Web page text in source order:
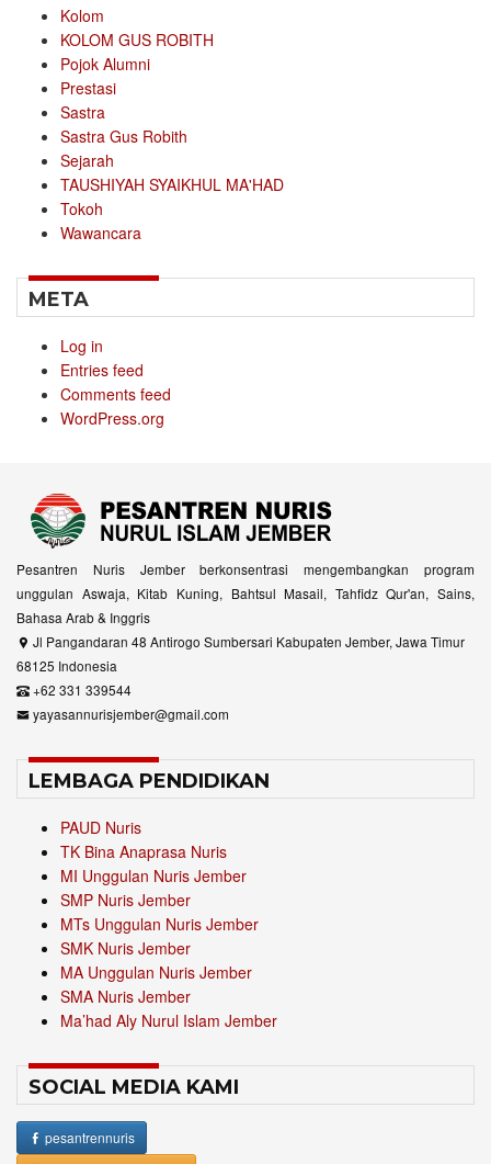
Kolom
KOLOM GUS ROBITH
Pojok Alumni
Prestasi
Sastra
Sastra Gus Robith
Sejarah
TAUSHIYAH SYAIKHUL MA'HAD
Tokoh
Wawancara
META
Log in
Entries feed
Comments feed
WordPress.org
Pesantren Nuris Jember berkonsentrasi mengembangkan program
unggulan Aswaja, Kitab Kuning, Bahtsul Masail, Tahfidz Qur'an, Sains,
Bahasa Arab & Inggris
Jl Pangandaran 48 Antirogo Sumbersari Kabupaten Jember, Jawa Timur
68125 Indonesia
+62 331 339544
yayasannurisjember@gmail.com
LEMBAGA PENDIDIKAN
PAUD Nuris
TK Bina Anaprasa Nuris
MI Unggulan Nuris Jember
SMP Nuris Jember
MTs Unggulan Nuris Jember
SMK Nuris Jember
MA Unggulan Nuris Jember
SMA Nuris Jember
Ma’had Aly Nurul Islam Jember
SOCIAL MEDIA KAMI
pesantrennuris